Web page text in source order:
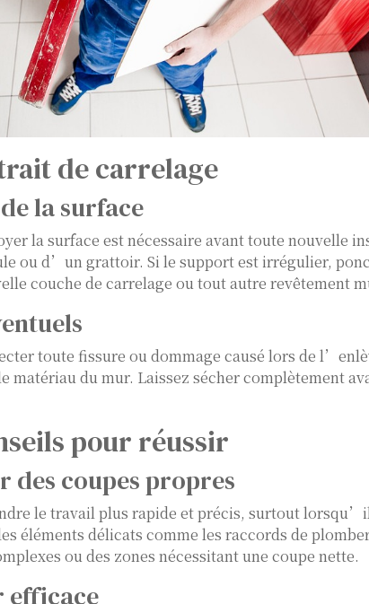
de carrelage
la surface
la surface est nécessaire avant toute nouvelle
ou d’un grattoir. Si le support est irrégulier,
couche de carrelage ou tout autre revêtement
toute fissure ou dommage causé lors de
matériau du mur. Laissez sécher complètement
pour réussir
coupes propres
le travail plus rapide et précis, surtout
éléments délicats comme les raccords de
ou des zones nécessitant une coupe nette.
efficace